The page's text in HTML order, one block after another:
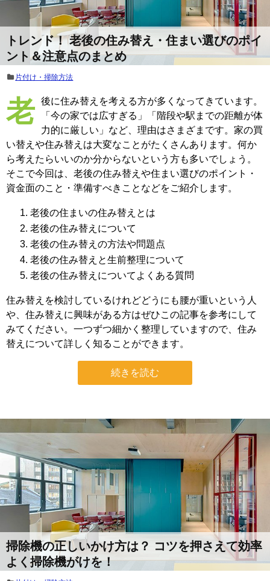
トレンド！ 老後の住み替え・住まい選びのポイ
ント＆注意点のまとめ
片付け・掃除方法
老後に住み替えを考える方が多くなってきています。
「今の家では広すぎる」「階段や駅までの距離が体
力的に厳しい」など、理由はさまざまです。家の買
い替えや住み替えは大変なことがたくさんあります。何か
ら考えたらいいのか分からないという方も多いでしょう。
そこで今回は、老後の住み替えや住まい選びのポイント・
資金面のこと・準備すべきことなどをご紹介します。
老後の住まいの住み替えとは
老後の住み替えについて
老後の住み替えの方法や問題点
老後の住み替えと生前整理について
老後の住み替えについてよくある質問
住み替えを検討しているけれどどうにも腰が重いという人
や、住み替えに興味がある方はぜひこの記事を参考にして
みてください。一つずつ細かく整理していますので、住み
替えについて詳しく知ることができます。
続きを読む
掃除機の正しいかけ方は？ コツを押さえて効率
よく掃除機がけを！